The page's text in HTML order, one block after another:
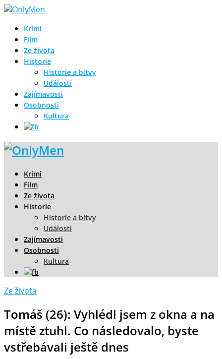
Krimi
Film
Ze života
Historie
Historie a bitvy
Události
Zajímavosti
Osobnosti
Kultura
Krimi
Film
Ze života
Historie
Historie a bitvy
Události
Zajímavosti
Osobnosti
Kultura
Ze života
Tomáš (26): Vyhlédl jsem z okna a na
místě ztuhl. Co následovalo, byste
vstřebávali ještě dnes